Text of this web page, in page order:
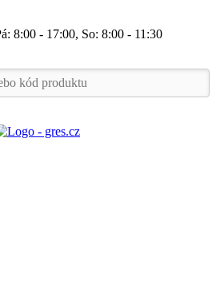
8:00 - 17:00, So: 8:00 - 11:30